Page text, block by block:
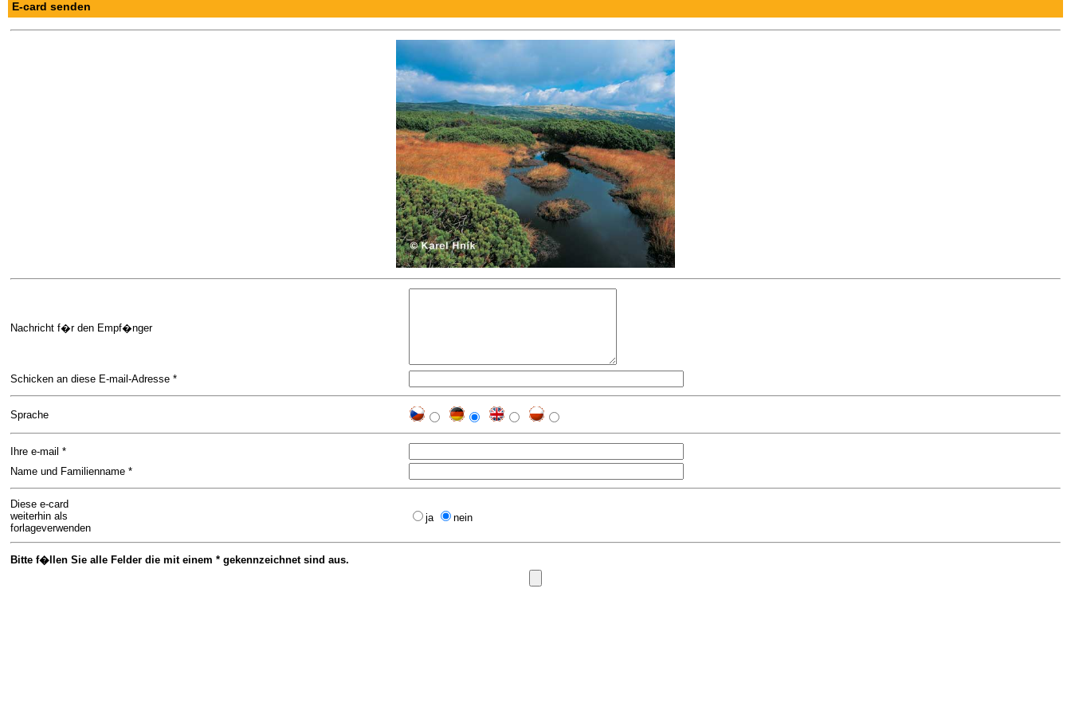
E-card senden
Nachricht f�r den Empf�nger
Schicken an diese E-mail-Adresse *
Sprache
Ihre e-mail *
Name und Familienname *
Diese e-card
weiterhin als
forlageverwenden
ja nein
Bitte f�llen Sie alle Felder die mit einem * gekennzeichnet sind aus.